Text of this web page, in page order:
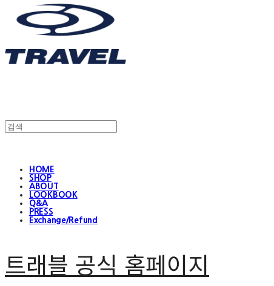
HOME
SHOP
ABOUT
LOOKBOOK
Q&A
PRESS
Exchange/Refund
트래블 공식 홈페이지